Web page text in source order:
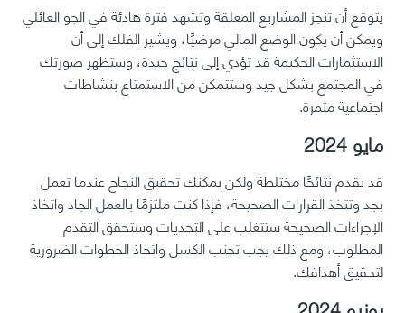
يتوقع أن تنجز المشاريع المعلقة وتشهد فترة هادئة في الجو العائلي
ويمكن أن يكون الوضع المالي مرضيًا، ويشير الفلك إلى أن
الاستثمارات الحكيمة قد تؤدي إلى نتائج جيدة، وستظهر صورتك
في المجتمع بشكل جيد وستتمكن من الاستمتاع بنشاطات
اجتماعية مثمرة.
مايو 2024
قد يقدم نتائجًا مختلطة ولكن يمكنك تحقيق النجاح عندما تعمل
بجد وتتخذ القرارات الصحيحة، فإذا كنت ملتزمًا بالعمل الجاد واتخاذ
الإجراءات الصحيحة ستتغلب على التحديات وستحقق التقدم
المطلوب، ومع ذلك يجب تجنب الكسل واتخاذ الخطوات الضرورية
لتحقيق أهدافك.